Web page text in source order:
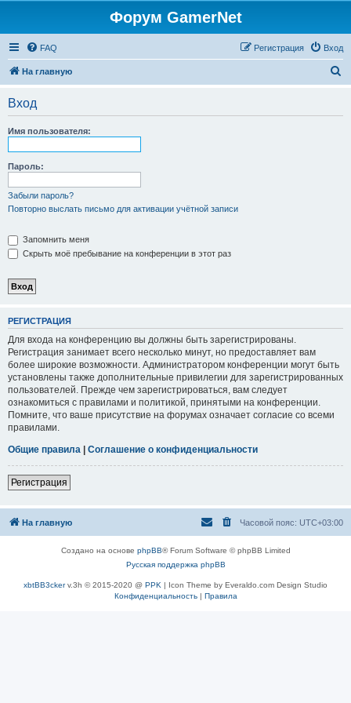
Форум GamerNet
FAQ Вход
Регистрация
На главную
Вход
Имя пользователя:
Пароль:
Забыли пароль?
Повторно выслать письмо для активации учётной записи
Запомнить меня
Скрыть моё пребывание на конференции в этот раз
РЕГИСТРАЦИЯ
Для входа на конференцию вы должны быть зарегистрированы.
Регистрация занимает всего несколько минут, но предоставляет вам
более широкие возможности. Администратором конференции могут быть
установлены также дополнительные привилегии для зарегистрированных
пользователей. Прежде чем зарегистрироваться, вам следует
ознакомиться с правилами и политикой, принятыми на конференции.
Помните, что ваше присутствие на форумах означает согласие со всеми
правилами.
Общие правила | Соглашение о конфиденциальности
Регистрация
На главную Часовой пояс: UTC+03:00
Создано на основе phpBB® Forum Software © phpBB Limited
Русская поддержка phpBB
xbtBB3ckerv.3h © 2015-2020 @ PPK | Icon Theme by Everaldo.com Design Studio
Конфиденциальность| Правила